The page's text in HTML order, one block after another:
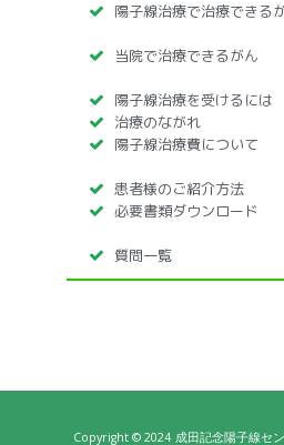
陽子線治療で治療できる
当院で治療できるがん
陽子線治療を受けるには
治療のながれ
陽子線治療費について
患者様のご紹介方法
必要書類ダウンロード
質問一覧
Copyright © 2024 成田記念陽子線セ